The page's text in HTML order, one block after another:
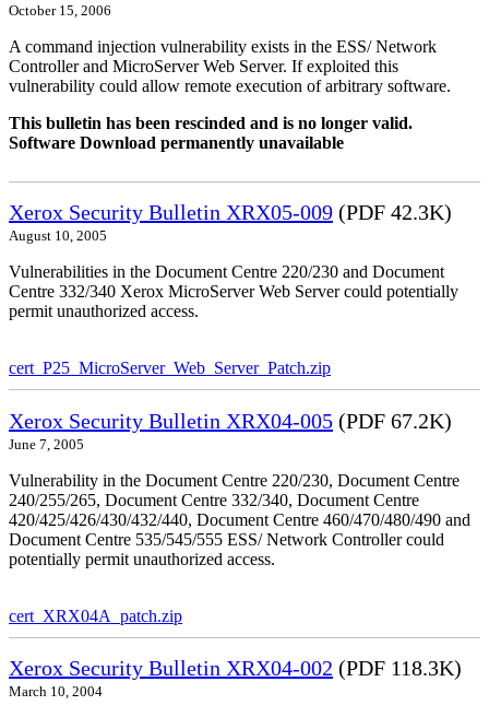
October 15, 2006
A command injection vulnerability exists in the ESS/ Network
Controller and MicroServer Web Server. If exploited this
vulnerability could allow remote execution of arbitrary software.
This bulletin has been rescinded and is no longer valid.
Software Download permanently unavailable
Xerox Security Bulletin XRX05-009 (PDF 42.3K)
August 10, 2005
Vulnerabilities in the Document Centre 220/230 and Document
Centre 332/340 Xerox MicroServer Web Server could potentially
permit unauthorized access.
cert_P25_MicroServer_Web_Server_Patch.zip
Xerox Security Bulletin XRX04-005 (PDF 67.2K)
June 7, 2005
Vulnerability in the Document Centre 220/230, Document Centre
240/255/265, Document Centre 332/340, Document Centre
420/425/426/430/432/440, Document Centre 460/470/480/490 and
Document Centre 535/545/555 ESS/ Network Controller could
potentially permit unauthorized access.
cert_XRX04A_patch.zip
Xerox Security Bulletin XRX04-002 (PDF 118.3K)
March 10, 2004